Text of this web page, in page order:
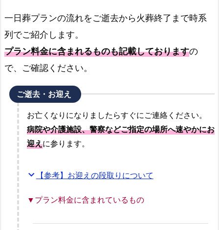
一日葬プランの流れをご逝去から火葬終了まで時系
列でご紹介します。
プラン料金に含まれるものも記載しておりますの
で、ご確認ください。
ご逝去・お迎え
お亡くなりになりましたらすぐにご連絡ください。
病院や介護施設、警察などご指定の場所へ速やかにお
迎えに参ります。
expand_more 【参考】お迎えの段取りについて
▼プラン料金に含まれているもの